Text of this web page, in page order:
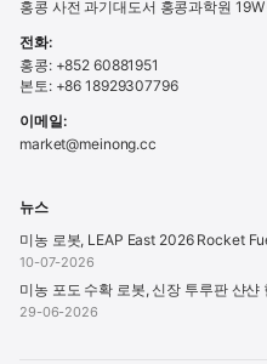
홍콩 사전 과기대도서 홍콩과학원
전화:
홍콩: +852 60881951
본토: +86 18929307796
이메일:
market@meinong.cc
뉴스
미농 로봇, LEAP East 2026 Rocket
10-07-2026
미농 포도 수확 로봇, 신장 투루판 샨
29-06-2026